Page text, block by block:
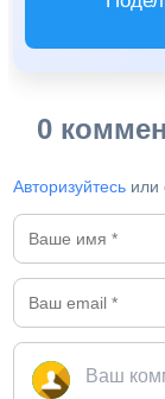
0
Авторизуйтесь или